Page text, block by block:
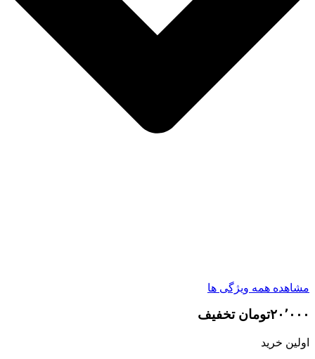
مشاهده همه ویژگی ها
۲۰٬۰۰۰تومان تخفیف
اولین خرید